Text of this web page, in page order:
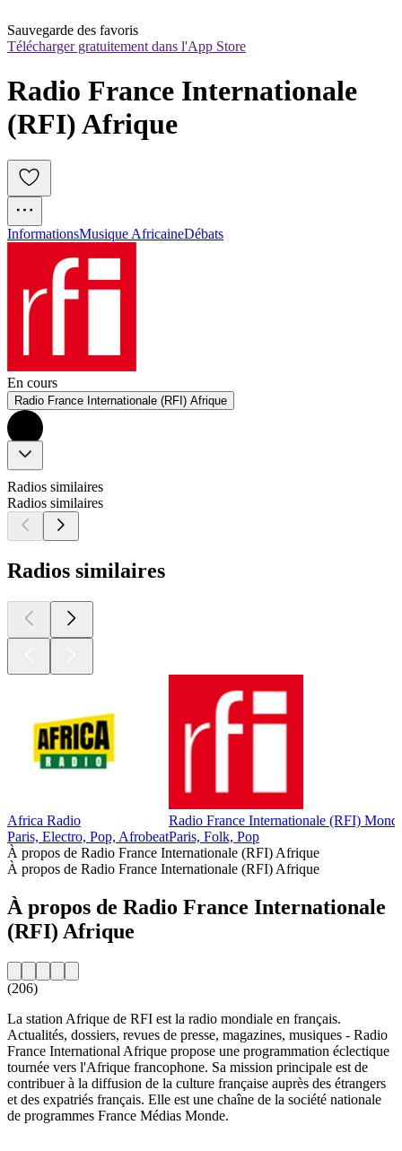
Sauvegarde des favoris
Télécharger gratuitement dans l'App Store
Radio France Internationale
(RFI) Afrique
InformationsMusique AfricaineDébats
En cours
Radio France Internationale (RFI) Afrique
Radios similaires
Radios similaires
Radios similaires
Africa Radio
Paris, Electro, Pop, Afrobeat
Radio France Internationale (RFI)
Paris, Folk, Pop
À propos de Radio France Internationale (RFI) Afrique
À propos de Radio France Internationale (RFI) Afrique
À propos de Radio France Internationale
(RFI) Afrique
(206)
La station Afrique de RFI est la radio mondiale en français.
Actualités, dossiers, revues de presse, magazines, musiques - Radio
France International Afrique propose une programmation éclectique
tournée vers l'Afrique francophone. Sa mission principale est de
contribuer à la diffusion de la culture française auprès des étrangers
et des expatriés français. Elle est une chaîne de la société nationale
de programmes France Médias Monde.